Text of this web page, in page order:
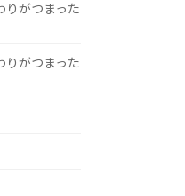
りがつまった
りがつまった